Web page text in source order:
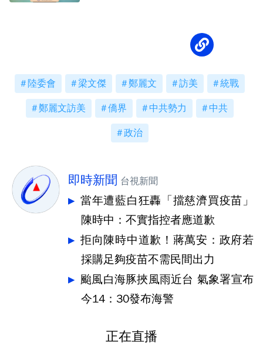
陸委會 梁文傑 鄭麗文 訪美 統戰
鄭麗文訪美 僑界 中共勢力 中共
政治
即時新聞 台視新聞
當年遭藍白狂轟「擋慈濟買疫苗」
陳時中：不實指控者應道歉
拒向陳時中道歉！蔣萬安：政府若
採購足夠疫苗不需民間出力
颱風白海豚挾風雨近台 氣象署宣布
今14：30發布海警
正在直播